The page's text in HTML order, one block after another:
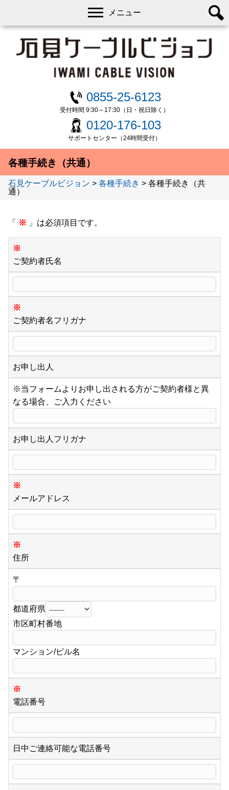
0855-25-6123
受付時間 9:30～17:30（日・祝日除く）
0120-176-103
サポートセンター（24時間受付）
メニュー
各種手続き（共通）
石見ケーブルビジョン > 各種手続き > 各種手続き（共
通）
「 ※ 」は必須項目です。
※
ご契約者氏名
※
ご契約者名フリガナ
お申し出人
※当フォームよりお申し出される方がご契約者様と異
なる場合、ご入力ください
お申し出人フリガナ
※
メールアドレス
※
住所
〒
都道府県
市区町村番地
マンション/ビル名
※
電話番号
日中ご連絡可能な電話番号